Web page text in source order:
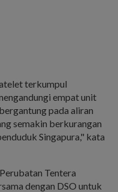
terkumpul
empat unit
pada aliran
semakin berkurangan
Singapura," kata
Tentera
dengan DSO untuk